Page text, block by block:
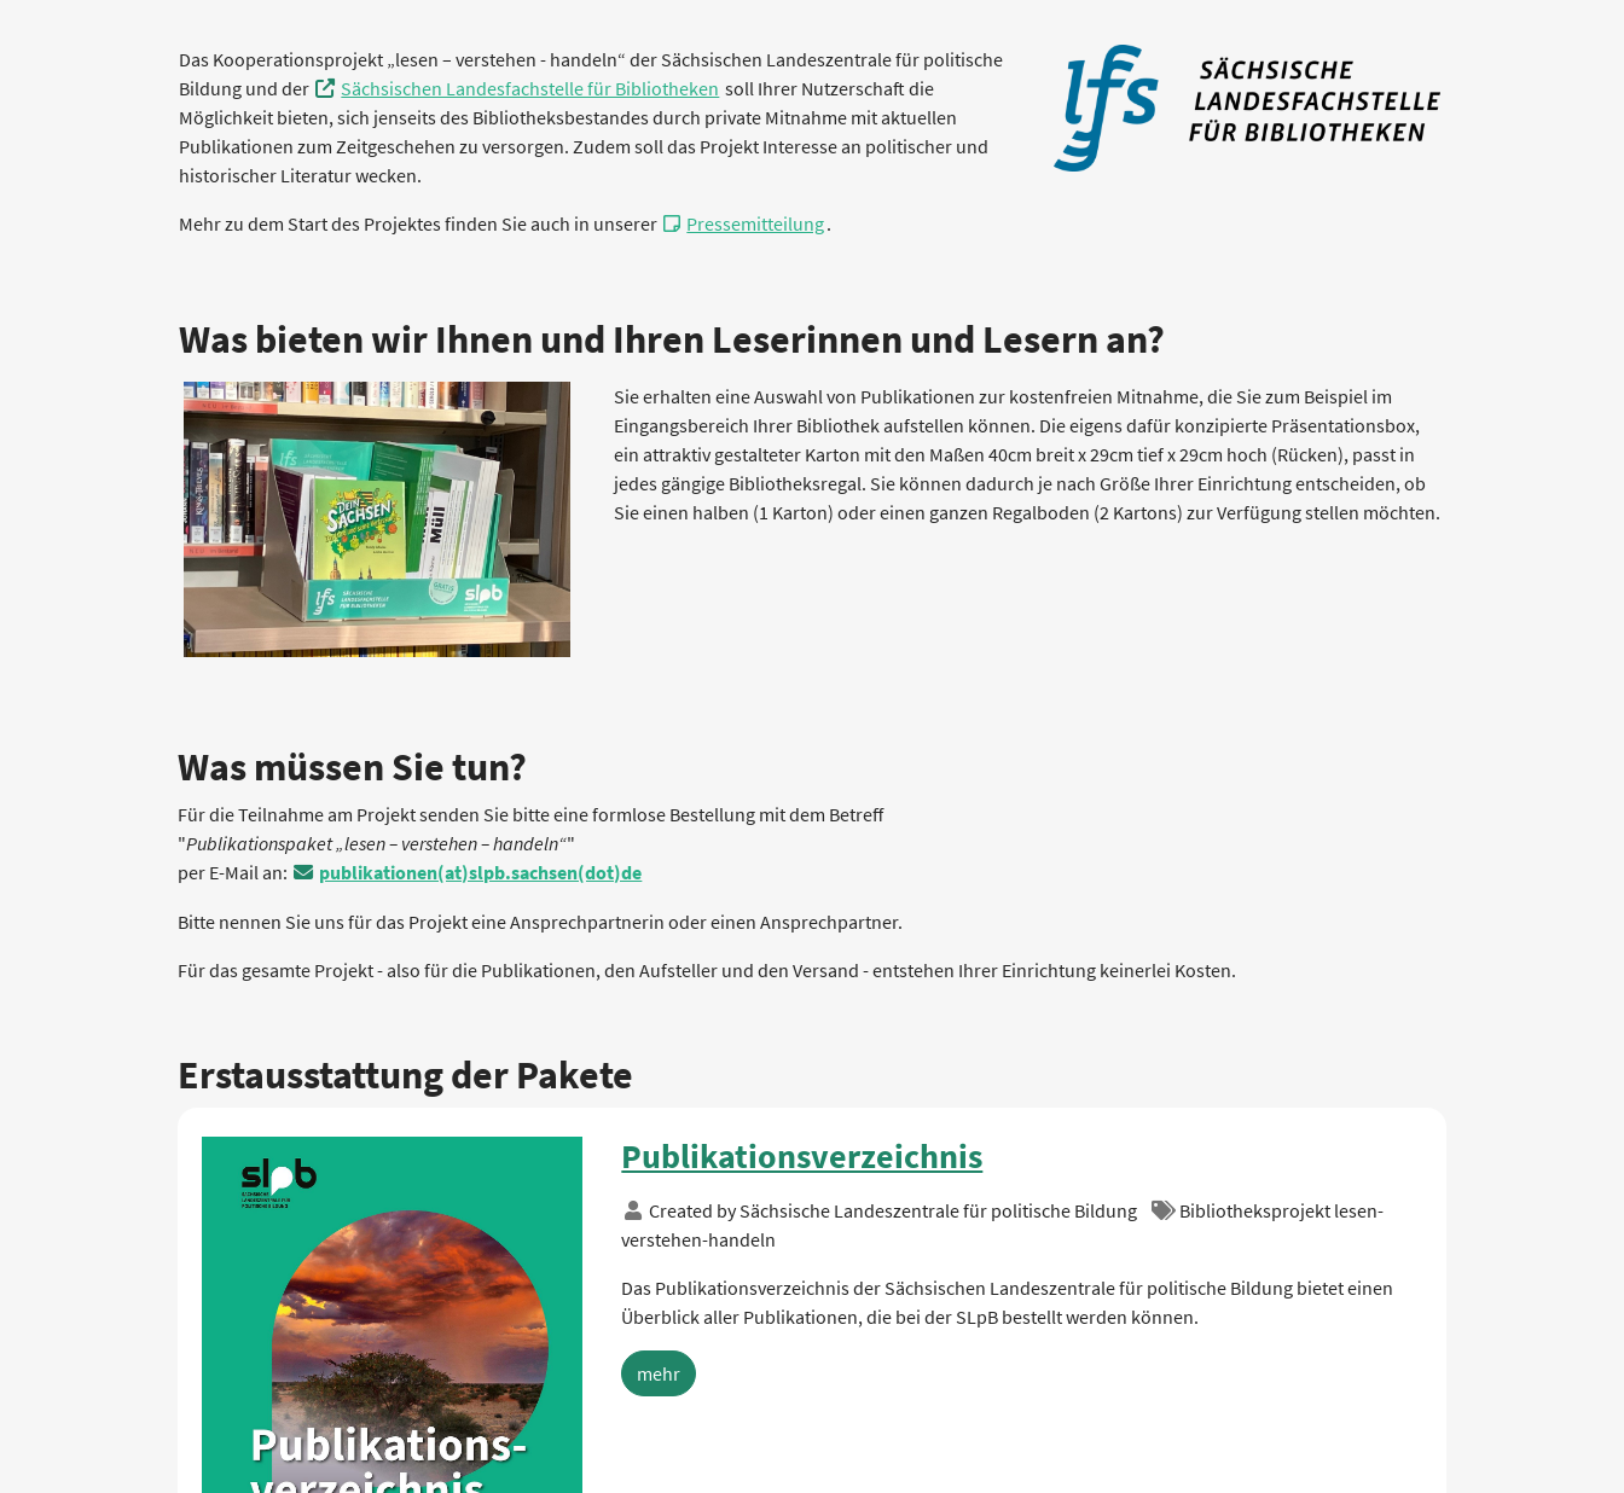
Das Kooperationsprojekt „lesen – verstehen - handeln“ der Sächsischen Landeszentrale für politische
Bildung und der
Sächsischen Landesfachstelle für Bibliotheken soll Ihrer Nutzerschaft die
Möglichkeit bieten, sich jenseits des Bibliotheksbestandes durch private Mitnahme mit aktuellen
Publikationen zum Zeitgeschehen zu versorgen. Zudem soll das Projekt Interesse an politischer und
historischer Literatur wecken.
Mehr zu dem Start des Projektes finden Sie auch in unserer Pressemitteilung.
Was bieten wir Ihnen und Ihren Leserinnen und Lesern an?
Sie erhalten eine Auswahl von Publikationen zur kostenfreien Mitnahme, die Sie zum Beispiel im
Eingangsbereich Ihrer Bibliothek aufstellen können. Die eigens dafür konzipierte Präsentationsbox,
ein attraktiv gestalteter Karton mit den Maßen 40cm breit x 29cm tief x 29cm hoch (Rücken), passt in
jedes gängige Bibliotheksregal. Sie können dadurch je nach Größe Ihrer Einrichtung entscheiden, ob
Sie einen halben (1 Karton) oder einen ganzen Regalboden (2 Kartons) zur Verfügung stellen möchten.
Was müssen Sie tun?
Für die Teilnahme am Projekt senden Sie bitte eine formlose Bestellung mit dem Betreff
"Publikationspaket „lesen – verstehen – handeln“"
per E-Mail an:
publikationen(at)slpb.sachsen(dot)de
Bitte nennen Sie uns für das Projekt eine Ansprechpartnerin oder einen Ansprechpartner.
Für das gesamte Projekt - also für die Publikationen, den Aufsteller und den Versand - entstehen Ihrer Einrichtung keinerlei Kosten.
Erstausstattung der Pakete
Publikationsverzeichnis
Created bySächsische Landeszentrale für politische Bildung
Bibliotheksprojekt lesen-
verstehen-handeln
Das Publikationsverzeichnis der Sächsischen Landeszentrale für politische Bildung bietet einen
Überblick aller Publikationen, die bei der SLpB bestellt werden können.
mehr